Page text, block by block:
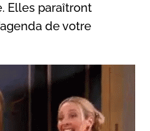
. Elles paraîtront
de votre